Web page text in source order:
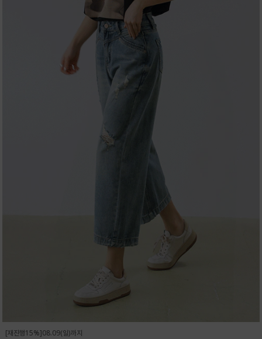
[재진행15%]08.09(일)까지